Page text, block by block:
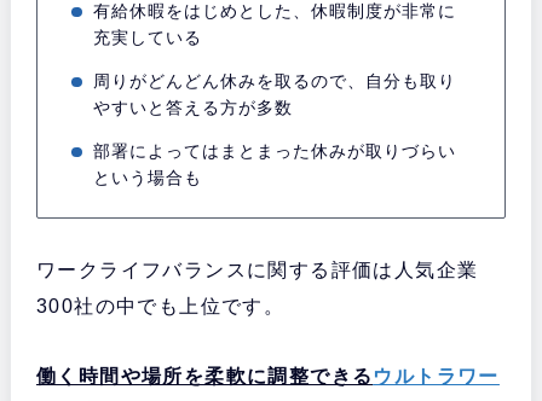
有給休暇をはじめとした、休暇制度が非常に
充実している
周りがどんどん休みを取るので、自分も取り
やすいと答える方が多数
部署によってはまとまった休みが取りづらい
という場合も
ワークライフバランスに関する評価は人気企業
300社の中でも上位です。
働く時間や場所を柔軟に調整できる ウルトラワー